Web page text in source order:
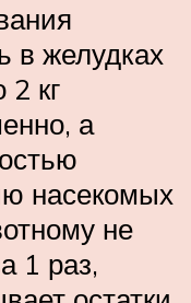
в желудках
2 кг
а
насекомых
не
1 раз,